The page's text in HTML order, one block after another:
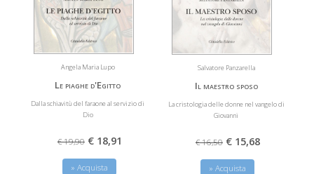
Angela Maria Lupo
Le piaghe d'Egitto
Dalla schiavitù del faraone al servizio di
Dio
€ 19,90 € 18,91
» Acquista
Salvatore Panzarella
Il maestro sposo
La cristologia delle donne nel vangelo di
Giovanni
€ 16,50 € 15,68
» Acquista